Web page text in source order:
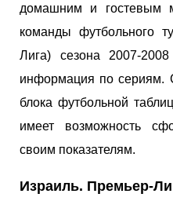
домашним и гостевым
команды футбольного
Лига) сезона 2007-2008
информация по сериям.
блока футбольной
имеет возможность
своим показателям.
Израиль. Премьер-